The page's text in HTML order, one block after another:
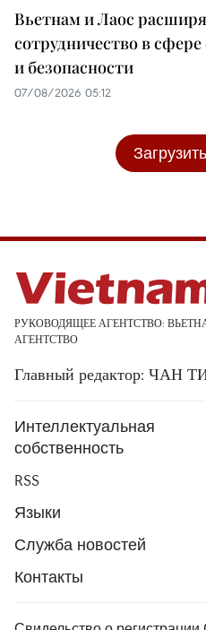
Вьетнам и Лаос
сотрудничество в
и безопасности
07/08/2026 05:12
РУКОВОДЯЩЕЕ АГЕНТСТВО:
АГЕНТСТВО
Главный редактор: ЧАН
Интеллектуальная
собственность
RSS
Языки
Служба новостей
Контакты